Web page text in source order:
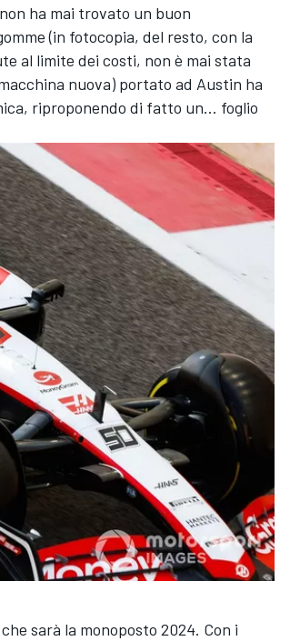
ha mai trovato un buon
(in fotocopia, del resto, con la
al limite dei costi, non è mai stata
nuova) portato ad Austin ha
riproponendo di fatto un… foglio
sarà la monoposto 2024. Con i